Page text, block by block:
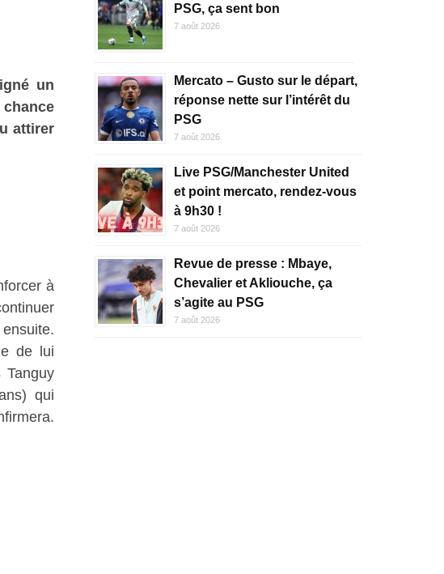
un
attirer
à
de lui
qui
PSG, ça sent bon
7 août 2026
Mercato – Gusto sur le départ,
réponse nette sur l’intérêt du
PSG
7 août 2026
Live PSG/Manchester United
et point mercato, rendez-vous
à 9h30 !
7 août 2026
Revue de presse : Mbaye,
Chevalier et Akliouche, ça
s’agite au PSG
7 août 2026